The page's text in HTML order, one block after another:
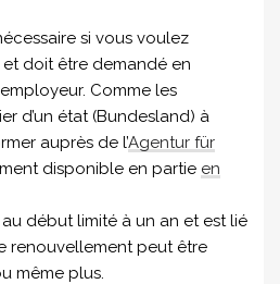
si vous voulez
doit être demandé en
Comme les
d’un état (Bundesland) à
auprès de l’Agentur für
disponible en partie en
début limité à un an et est lié
renouvellement peut être
même plus.